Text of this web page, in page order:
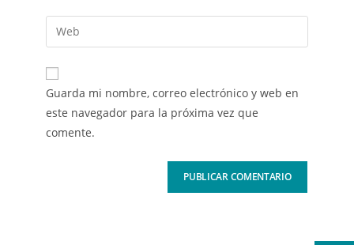
Guarda mi nombre, correo electrónico y web en
este navegador para la próxima vez que
comente.